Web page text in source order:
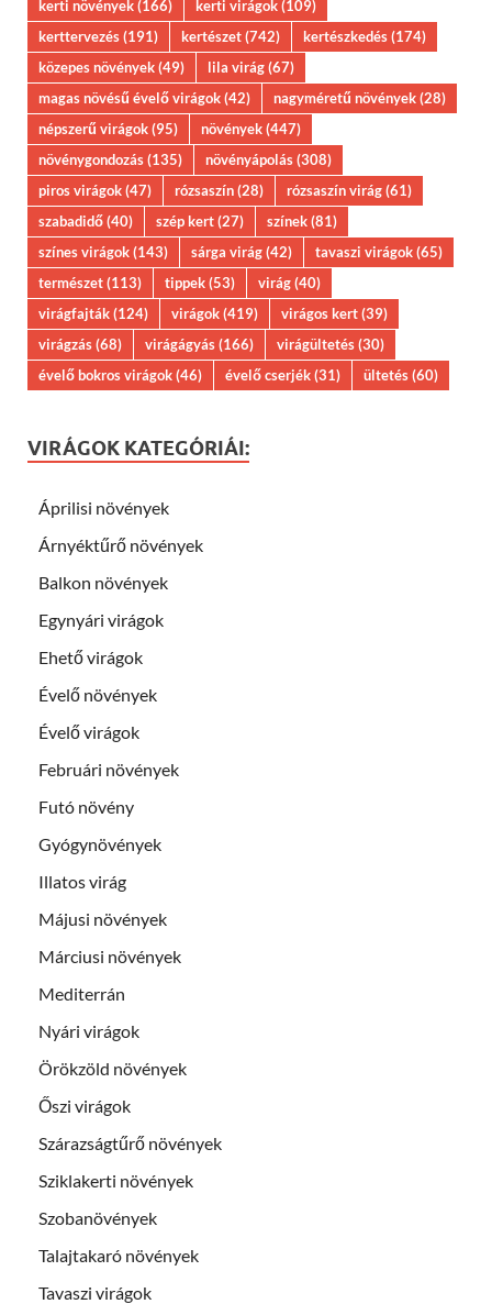
kerti növények(166) kerti virágok(109)
kerttervezés(191) kertészet(742) kertészkedés(174)
közepes növények(49) lila virág(67)
magas növésű évelő virágok(42) nagyméretű növények(28)
népszerű virágok(95) növények(447)
növénygondozás(135) növényápolás(308)
piros virágok(47) rózsaszín(28) rózsaszín virág(61)
szabadidő(40) szép kert(27) színek(81)
színes virágok(143) sárga virág(42) tavaszi virágok(65)
természet(113) tippek(53) virág(40)
virágfajták(124) virágok(419) virágos kert(39)
virágzás(68) virágágyás(166) virágültetés(30)
évelő bokros virágok(46) évelő cserjék(31) ültetés(60)
VIRÁGOK KATEGÓRIÁI:
Áprilisi növények
Árnyéktűrő növények
Balkon növények
Egynyári virágok
Ehető virágok
Évelő növények
Évelő virágok
Februári növények
Futó növény
Gyógynövények
Illatos virág
Májusi növények
Márciusi növények
Mediterrán
Nyári virágok
Örökzöld növények
Őszi virágok
Szárazságtűrő növények
Sziklakerti növények
Szobanövények
Talajtakaró növények
Tavaszi virágok